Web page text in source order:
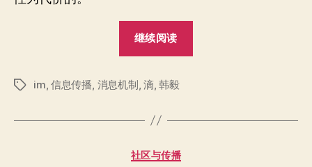
继续阅读
化
标
im 信息传播 消息机制 滴,韩毅
分
社区与传播